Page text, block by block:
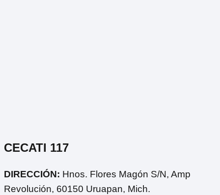
CECATI 117
DIRECCIÓN: Hnos. Flores Magón S/N, Amp
Revolución, 60150 Uruapan, Mich.